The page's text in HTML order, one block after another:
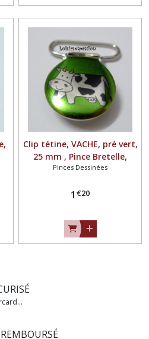
Clip tétine, VACHE, pré vert,
25 mm , Pince Bretelle,
Crocodile, Attache Tétine,
émaillé
Pinces Dessinées
1 €20